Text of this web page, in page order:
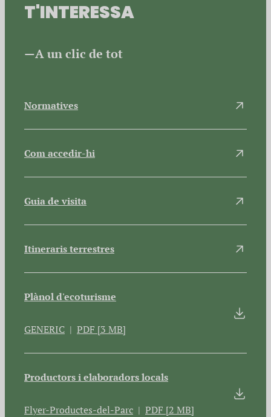
T'INTERESSA
A un clic de tot
Normatives
Com accedir-hi
Guia de visita
Itineraris terrestres
Plànol d'ecoturisme
GENERIC PDF [3 MB]
Productors i elaboradors locals
Flyer-Productes-del-Parc PDF [2 MB]